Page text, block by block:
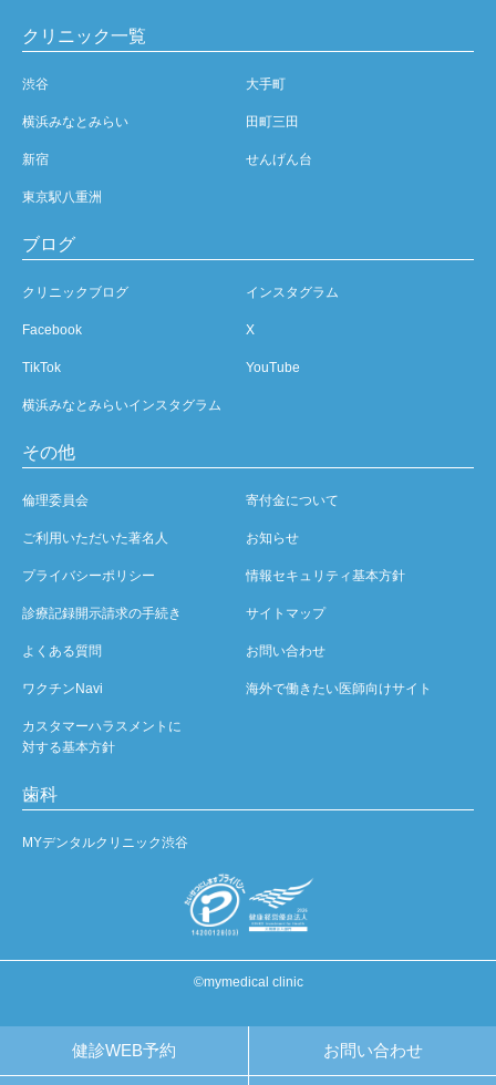
健診WEB予約 お問い合わせ
クリニック一覧
渋谷 大手町
横浜みなとみらい 田町三田
新宿 せんげん台
東京駅八重洲
ブログ
クリニックブログ インスタグラム
Facebook X
TikTok YouTube
横浜みなとみらいインスタグラム
その他
倫理委員会 寄付金について
ご利用いただいた著名人 お知らせ
プライバシーポリシー 情報セキュリティ基本方針
診療記録開示請求の手続き サイトマップ
よくある質問 お問い合わせ
ワクチンNavi 海外で働きたい医師向けサイト
カスタマーハラスメントに
対する基本方針
歯科
MYデンタルクリニック渋谷
©mymedical clinic